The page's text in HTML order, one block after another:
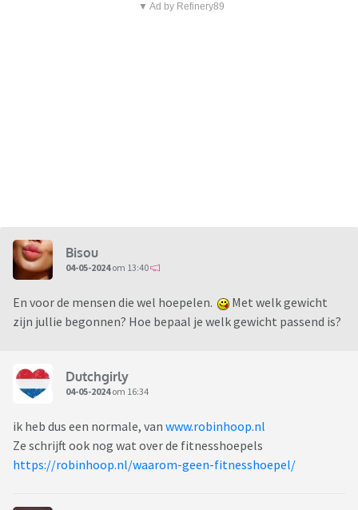
▼ Ad by Refinery89
Bisou
04-05-2024om 13:40
En voor de mensen die wel hoepelen.
Met welk gewicht
zijn jullie begonnen? Hoe bepaal je welk gewicht passend is?
Dutchgirly
04-05-2024om 16:34
ik heb dus een normale, van www.robinhoop.nl
Ze schrijft ook nog wat over de fitnesshoepels
https://robinhoop.nl/waarom-geen-fitnesshoepel/